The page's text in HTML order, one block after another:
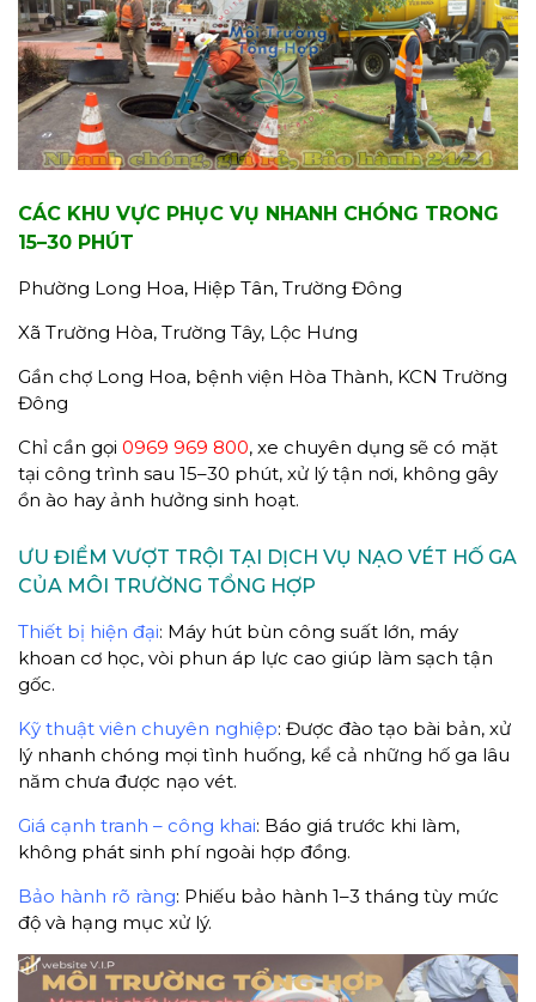
CÁC KHU VỰC PHỤC VỤ NHANH CHÓNG TRONG
15–30 PHÚT
Phường Long Hoa, Hiệp Tân, Trường Đông
Xã Trường Hòa, Trường Tây, Lộc Hưng
Gần chợ Long Hoa, bệnh viện Hòa Thành, KCN Trường
Đông
Chỉ cần gọi 0969 969 800, xe chuyên dụng sẽ có mặt
tại công trình sau 15–30 phút, xử lý tận nơi, không gây
ồn ào hay ảnh hưởng sinh hoạt.
ƯU ĐIỂM VƯỢT TRỘI TẠI DỊCH VỤ NẠO VÉT HỐ GA
CỦA MÔI TRƯỜNG TỔNG HỢP
Thiết bị hiện đại: Máy hút bùn công suất lớn, máy
khoan cơ học, vòi phun áp lực cao giúp làm sạch tận
gốc.
Kỹ thuật viên chuyên nghiệp: Được đào tạo bài bản, xử
lý nhanh chóng mọi tình huống, kể cả những hố ga lâu
năm chưa được nạo vét.
Giá cạnh tranh – công khai: Báo giá trước khi làm,
không phát sinh phí ngoài hợp đồng.
Bảo hành rõ ràng: Phiếu bảo hành 1–3 tháng tùy mức
độ và hạng mục xử lý.